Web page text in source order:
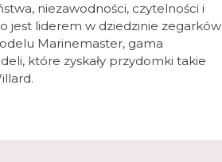
niezawodności, czytelności i
jest liderem w dziedzinie zegarków
Marinemaster, gama
które zyskały przydomki takie